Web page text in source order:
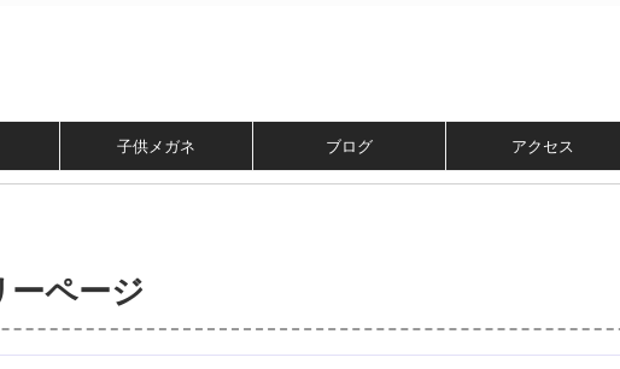
子供メガネ ブログ アクセス
ページ